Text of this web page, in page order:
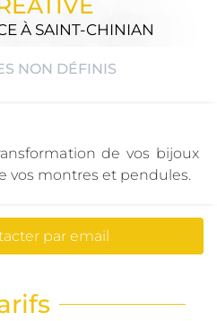
À SAINT-CHINIAN
NON DÉFINIS
de vos bijoux
vos montres et pendules.
par email